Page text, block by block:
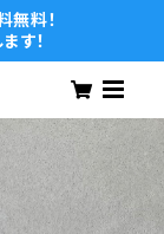
料！
す！